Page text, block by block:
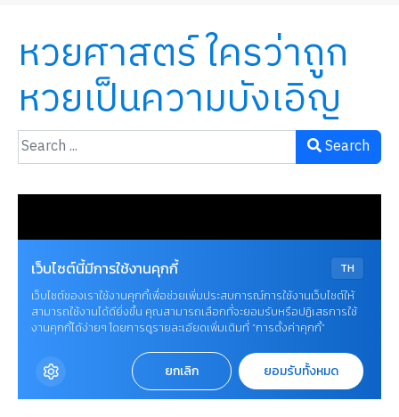
หวยศาสตร์ ใครว่าถูก
หวยเป็นความบังเอิญ
Search